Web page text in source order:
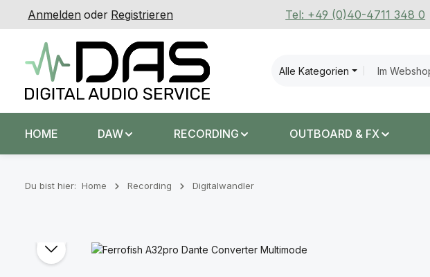
Hauptinhalt springen
Zur Suche springen
Zur Hauptnavigation springen
Anmelden oder Registrieren Tel: +49 (0)40-4711 348 0
Alle Kategorien
HOME DAW RECORDING OUTBOARD & FX
Du bist hier: Home Recording Digitalwandler
Bildergalerie überspringen